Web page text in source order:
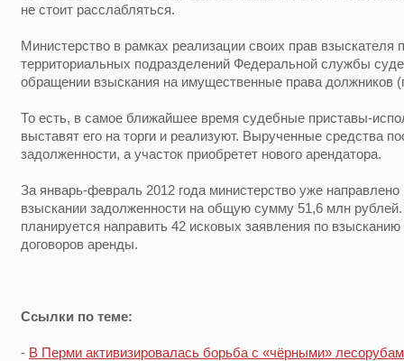
не стоит расслабляться.
Министерство в рамках реализации своих прав взыскателя
территориальных подразделений Федеральной службы
обращении взыскания на имущественные права должников
То есть, в самое ближайшее время судебные приставы-
выставят его на торги и реализуют. Вырученные средства
задолженности, а участок приобретет нового арендатора.
За январь-февраль 2012 года министерство уже
взыскании задолженности на общую сумму 51,6 млн рублей.
планируется направить 42 исковых заявления по
договоров аренды.
Ссылки по теме:
- В Перми активизировалась борьба с «чёрными»